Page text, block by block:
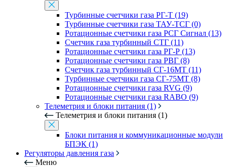
Турбинные счетчики газа РГ-Т (19)
Турбинные счетчики газа ТАУ-ТСГ (0)
Ротационные счетчики газа РСГ Сигнал (13)
Счетчик газа турбинный СТГ (11)
Ротационные счетчики газа РГ-Р (13)
Ротационные счетчики газа РВГ (8)
Счетчик газа турбинный СГ-16МТ (11)
Турбинные счетчики газа СГ-75МТ (8)
Ротационные счетчики газа RVG (9)
Ротационные счетчики газа RABO (9)
Телеметрия и блоки питания (1)
Телеметрия и блоки питания (1)
Блоки питания и коммуникационные модули
БПЭК (1)
Регуляторы давления газа
Меню